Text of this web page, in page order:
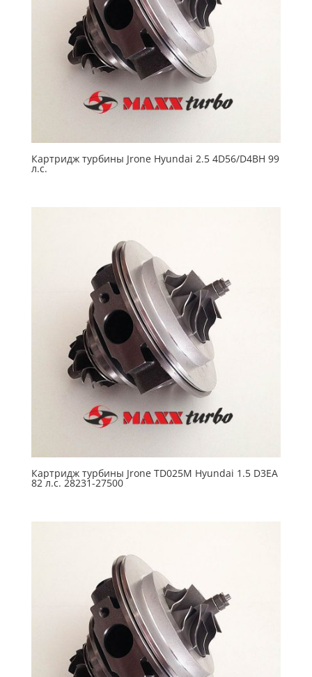
Картридж турбины Jrone Hyundai 2.5 4D56/D4BH 99
л.с.
Картридж турбины Jrone TD025M Hyundai 1.5 D3EA
82 л.с. 28231-27500